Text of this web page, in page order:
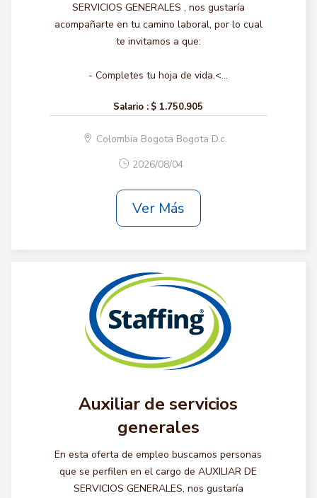
SERVICIOS GENERALES , nos gustaría
acompañarte en tu camino laboral, por lo cual
te invitamos a que:
- Completes tu hoja de vida.<...
Salario : $ 1.750.905
Colombia Bogota Bogota D.c.
2026/08/04
Ver Más
Auxiliar de servicios
generales
En esta oferta de empleo buscamos personas
que se perfilen en el cargo de AUXILIAR DE
SERVICIOS GENERALES, nos gustaría